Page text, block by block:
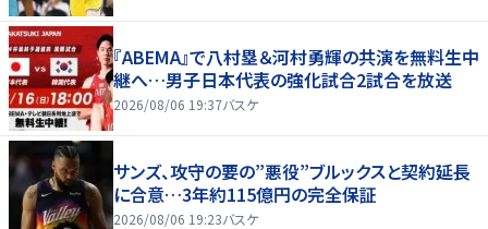
『ABEMA』で八村塁＆河村勇輝の共演を無料生中
継へ…男子日本代表の強化試合2試合を放送
2026/08/06 19:37バスケ
サンズ、攻守の要の”悪役”ブルックスと契約延長
に合意…3年約115億円の完全保証
2026/08/06 19:23バスケ